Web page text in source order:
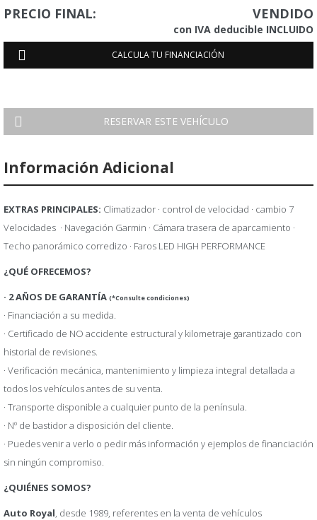
Tu Nombre
Su correo electrónico
Mensaje
PRECIO FINAL: VENDIDO
con IVA deducible INCLUIDO
CALCULA TU FINANCIACIÓN
RESERVAR ESTE VEHÍCULO
Información Adicional
EXTRAS PRINCIPALES: Climatizador · control de velocidad · cambio 7
Velocidades · Navegación Garmin · Cámara trasera de aparcamiento ·
Techo panorámico corredizo · Faros LED HIGH PERFORMANCE
¿QUÉ OFRECEMOS?
· 2 AÑOS DE GARANTÍA (*Consulte condiciones)
· Financiación a su medida.
· Certificado de NO accidente estructural y kilometraje garantizado con
historial de revisiones.
· Verificación mecánica, mantenimiento y limpieza integral detallada a
todos los vehículos antes de su venta.
· Transporte disponible a cualquier punto de la península.
· Nº de bastidor a disposición del cliente.
· Puedes venir a verlo o pedir más información y ejemplos de financiación
sin ningún compromiso.
¿QUIÉNES SOMOS?
Auto Royal, desde 1989, referentes en la venta de vehículos